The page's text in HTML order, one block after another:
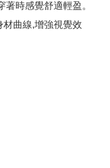
時感覺舒適輕盈。
曲線,增強視覺效